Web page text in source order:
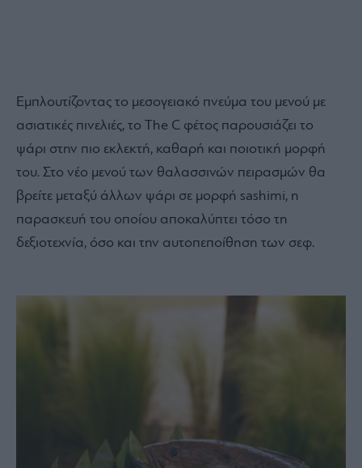
Εμπλουτίζοντας το μεσογειακό πνεύμα του μενού με
ασιατικές πινελιές, το The C φέτος παρουσιάζει το
ψάρι στην πιο εκλεκτή, καθαρή και ποιοτική μορφή
του. Στο νέο μενού των θαλασσινών πειρασμών θα
βρείτε μεταξύ άλλων ψάρι σε μορφή sashimi, η
παρασκευή του οποίου αποκαλύπτει τόσο τη
δεξιοτεχνία, όσο και την αυτοπεποίθηση των σεφ.